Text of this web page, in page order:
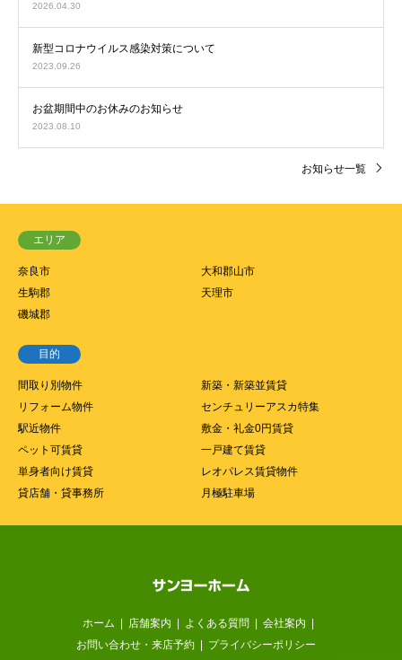
2026.04.30
新型コロナウイルス感染対策について
2023.09.26
お盆期間中のお休みのお知らせ
2023.08.10
お知らせ一覧
エリア
奈良市
大和郡山市
生駒郡
天理市
磯城郡
目的
間取り別物件
新築・新築並賃貸
リフォーム物件
センチュリーアスカ特集
駅近物件
敷金・礼金0円賃貸
ペット可賃貸
一戸建て賃貸
単身者向け賃貸
レオパレス賃貸物件
貸店舗・貸事務所
月極駐車場
ホーム 店舗案内 よくある質問
会社案内
お問い合わせ・来店予約
プライバシーポリシー